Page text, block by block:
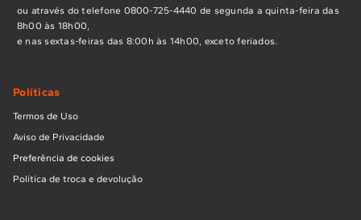
ou através do telefone 0800-725-4440 de segunda a quinta-feira das
8h00 às 18h00,
e nas sextas-feiras das 8:00h às 14h00, exceto feriados.
Políticas
Termos de Uso
Aviso de Privacidade
Preferência de cookies
Política de troca e devolução